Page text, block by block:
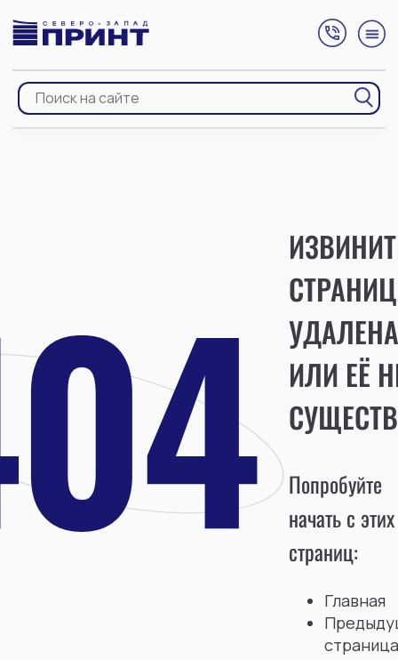
УДАЛЕНА
ИЛИ ЕЁ
Попробуйте
начать с этих
страниц:
Главная
страница